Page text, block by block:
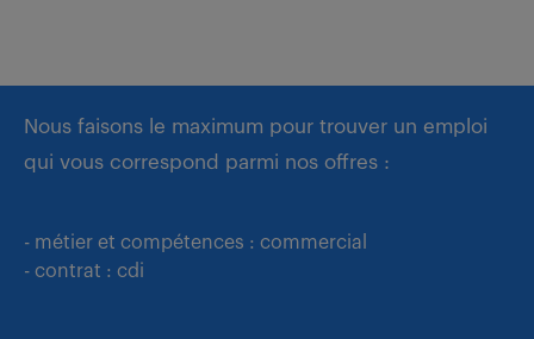
Nous faisons le maximum pour trouver un emploi
qui vous correspond parmi nos offres :
- métier et compétences : commercial
- contrat : cdi